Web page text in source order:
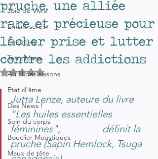
Joie de Vivre
Enfant serein
Émotions
Terra Mana
Au fil des saisons
Etat d'âme
Des News !
Soin du corps
Bouclier Moustiques
Maux de tête
pruche, une alliée
rare et précieuse pour
lâcher prise et lutter
contre les addictions
Noté NaN étoiles sur 5.
Jutta Lenze, auteure du livre
"Les huiles essentielles
féminines", définit la
pruche (Sapin Hemlock, Tsuga